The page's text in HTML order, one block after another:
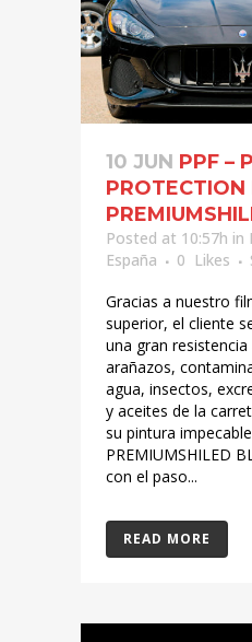
10 JUN PPF –
PROTECTION
Posted at 10:57h in
España
0 Likes
Gracias a nuestro
superior, el cliente
una gran
arañazos,
agua, insectos,
y aceites de la
su pintura
PREMIUMSHILED
con el paso...
READ MORE